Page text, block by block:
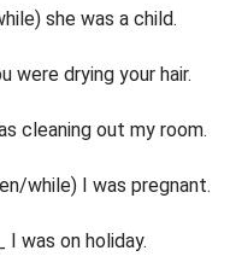
she was a child.
were drying your hair.
cleaning out my room.
while) I was pregnant.
was on holiday.